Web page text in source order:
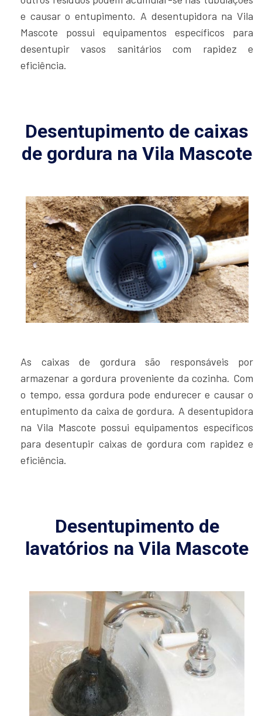
e causar o entupimento. A desentupidora na Vila
Mascote possui equipamentos específicos para
desentupir vasos sanitários com rapidez e
eficiência.
Desentupimento de caixas
de gordura na Vila Mascote
As caixas de gordura são responsáveis por
armazenar a gordura proveniente da cozinha. Com
o tempo, essa gordura pode endurecer e causar o
entupimento da caixa de gordura. A desentupidora
na Vila Mascote possui equipamentos específicos
para desentupir caixas de gordura com rapidez e
eficiência.
Desentupimento de
lavatórios na Vila Mascote